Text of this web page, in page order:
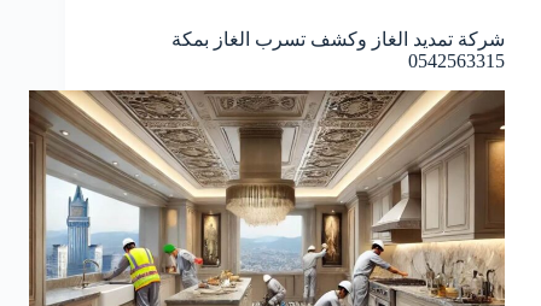
شركة تمديد الغاز وكشف تسرب الغاز بمكة
0542563315